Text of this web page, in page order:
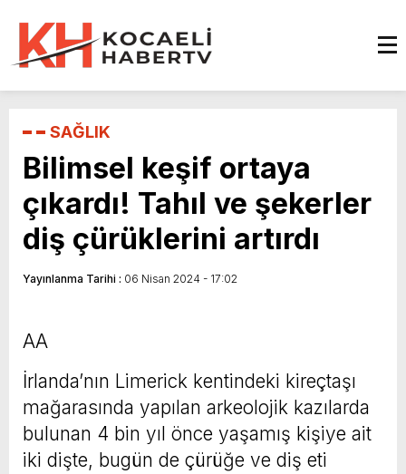
SAĞLIK
Bilimsel keşif ortaya
çıkardı! Tahıl ve şekerler
diş çürüklerini artırdı
Yayınlanma Tarihi : 06 Nisan 2024 - 17:02
AA
İrlanda’nın Limerick kentindeki kireçtaşı
mağarasında yapılan arkeolojik kazılarda
bulunan 4 bin yıl önce yaşamış kişiye ait
iki dişte, bugün de çürüğe ve diş eti